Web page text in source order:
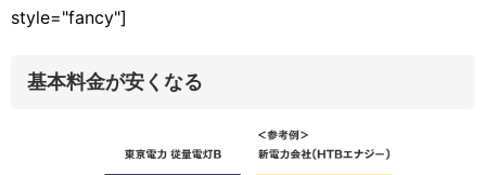
style="fancy"]
基本料金が安くなる